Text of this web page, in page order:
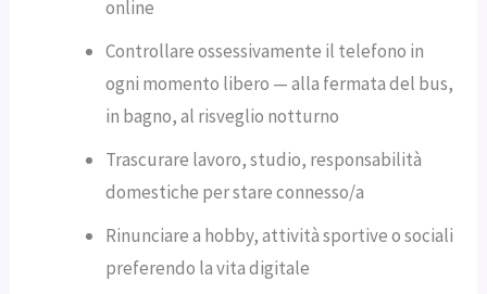
online
Controllare ossessivamente il telefono in
ogni momento libero — alla fermata del bus,
in bagno, al risveglio notturno
Trascurare lavoro, studio, responsabilità
domestiche per stare connesso/a
Rinunciare a hobby, attività sportive o sociali
preferendo la vita digitale